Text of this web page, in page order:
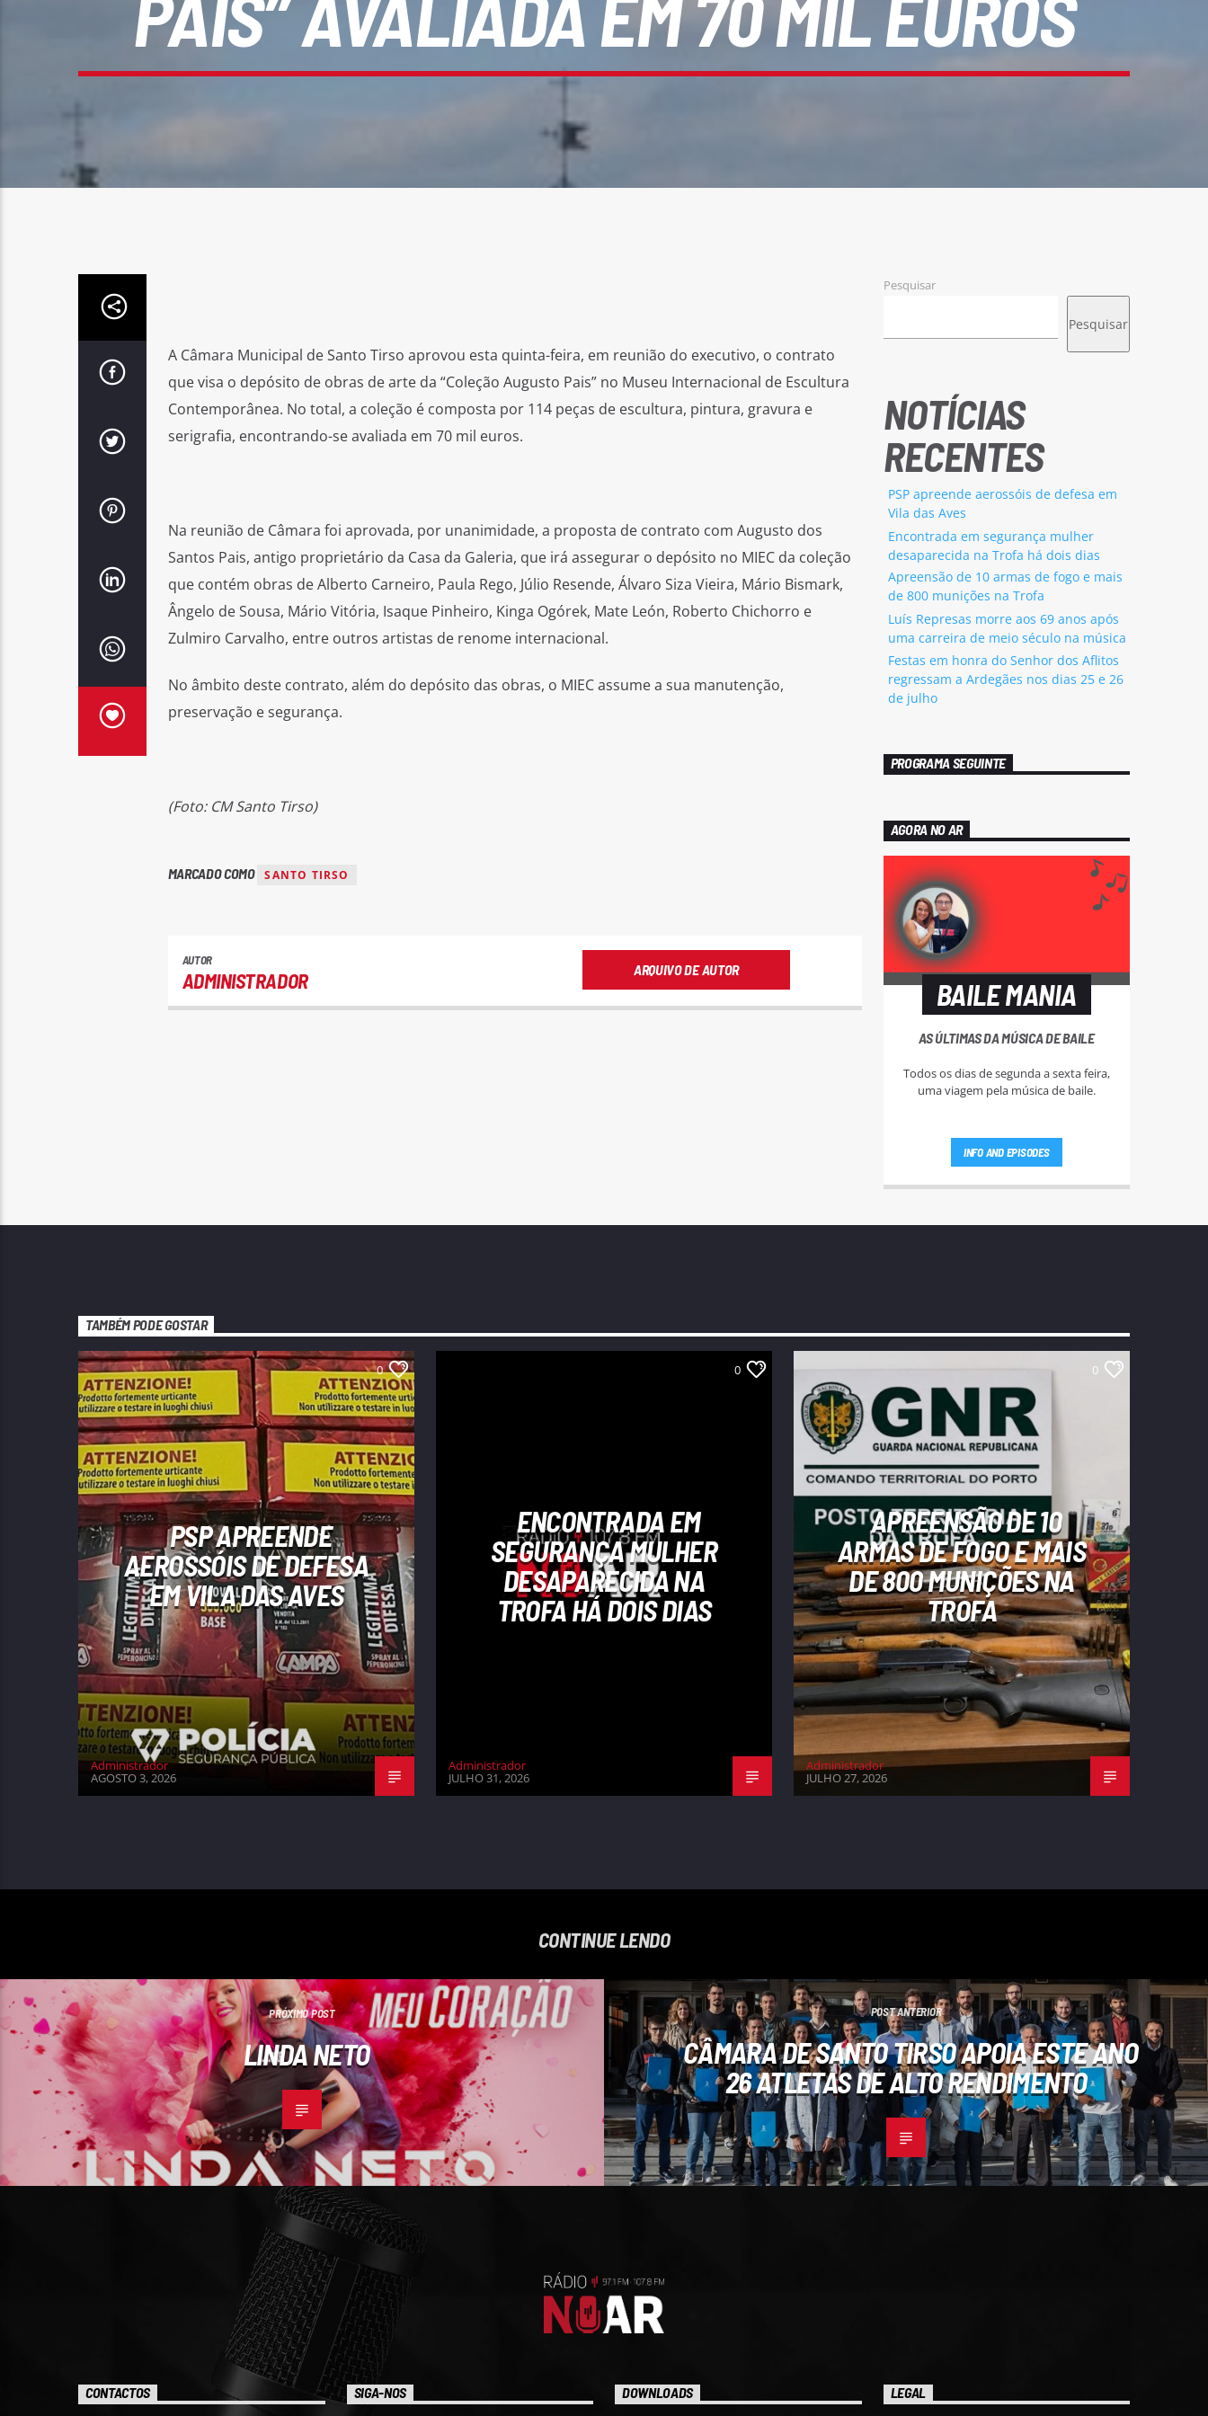
A Câmara Municipal de Santo Tirso aprovou esta quinta-feira, em reunião do executivo, o contrato
que visa o depósito de obras de arte da “Coleção Augusto Pais” no Museu Internacional de Escultura
Contemporânea. No total, a coleção é composta por 114 peças de escultura, pintura, gravura e
serigrafia, encontrando-se avaliada em 70 mil euros.
Na reunião de Câmara foi aprovada, por unanimidade, a proposta de contrato com Augusto dos
Santos Pais, antigo proprietário da Casa da Galeria, que irá assegurar o depósito no MIEC da coleção
que contém obras de Alberto Carneiro, Paula Rego, Júlio Resende, Álvaro Siza Vieira, Mário Bismark,
Ângelo de Sousa, Mário Vitória, Isaque Pinheiro, Kinga Ogórek, Mate León, Roberto Chichorro e
Zulmiro Carvalho, entre outros artistas de renome internacional.
No âmbito deste contrato, além do depósito das obras, o MIEC assume a sua manutenção,
preservação e segurança.
(Foto: CM Santo Tirso)
MARCADO COMO SANTO TIRSO
AUTOR
ADMINISTRADOR ARQUIVO DE AUTOR
Pesquisar
Pesquisar
NOTÍCIAS
RECENTES
PSP apreende aerossóis de defesa em
Vila das Aves
Encontrada em segurança mulher
desaparecida na Trofa há dois dias
Apreensão de 10 armas de fogo e mais
de 800 munições na Trofa
Luís Represas morre aos 69 anos após
uma carreira de meio século na música
Festas em honra do Senhor dos Aflitos
regressam a Ardegães nos dias 25 e 26
de julho
PROGRAMA SEGUINTE
AGORA NO AR
BAILE MANIA
AS ÚLTIMAS DA MÚSICA DE BAILE
Todos os dias de segunda a sexta feira,
uma viagem pela música de baile.
INFO AND EPISODES
TAMBÉM PODE GOSTAR
0
PSP APREENDE
AEROSSÓIS DE DEFESA
EM VILA DAS AVES
Administrador
AGOSTO 3, 2026
0
ENCONTRADA EM
SEGURANÇA MULHER
DESAPARECIDA NA
TROFA HÁ DOIS DIAS
Administrador
JULHO 31, 2026
0
APREENSÃO DE 10
ARMAS DE FOGO E MAIS
DE 800 MUNIÇÕES NA
TROFA
Administrador
JULHO 27, 2026
CONTINUE LENDO
PRÓXIMO POST
LINDA NETO
POST ANTERIOR
CÂMARA DE SANTO TIRSO APOIA ESTE ANO
26 ATLETAS DE ALTO RENDIMENTO
CONTACTOS SIGA-NOS DOWNLOADS LEGAL